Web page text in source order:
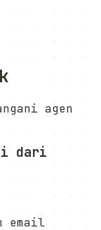
agen
dari
email